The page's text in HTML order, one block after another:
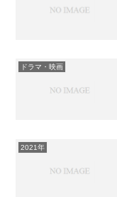
ドラマ・映画
2021年